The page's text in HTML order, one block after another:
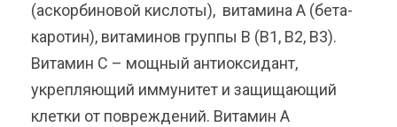
(аскорбиновой кислоты), витамина А (бета-
каротин), витаминов группы В (В1, В2, В3).
Витамин С – мощный антиоксидант,
укрепляющий иммунитет и защищающий
клетки от повреждений. Витамин А